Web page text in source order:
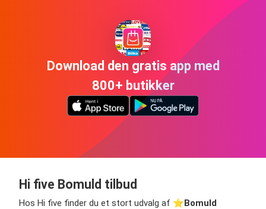
Download den gratis app med
800+ butikker
Hi five Bomuld tilbud
Hos Hi five finder du et stort udvalg af ⭐️Bomuld